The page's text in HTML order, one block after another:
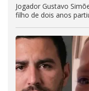
Jogador Gustavo
filho de dois anos